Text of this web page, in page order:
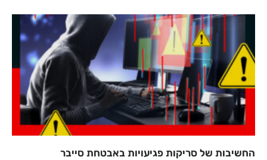
החשיבות של סריקות פגיעויות באבטחת סייבר